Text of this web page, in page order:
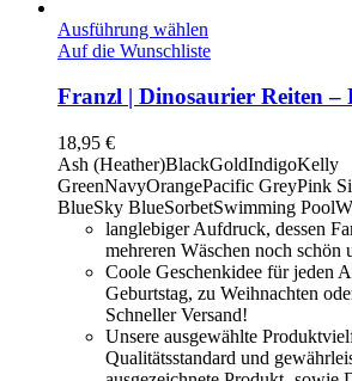
Ausführung wählen
Auf die Wunschliste
Franzl | Dinosaurier Reiten
18,95 €
Ash (Heather)BlackGoldIndigoKelly
GreenNavyOrangePacific GreyPink
BlueSky BlueSorbetSwimming Pool
langlebiger Aufdruck, dessen
mehreren Wäschen noch schön
Coole Geschenkidee für jeden
Geburtstag, zu Weihnachten
Schneller Versand!
Unsere ausgewählte
Qualitätsstandard und